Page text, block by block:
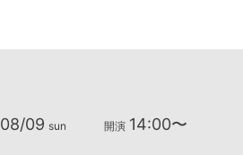
08/09 sun 開演 14:00〜